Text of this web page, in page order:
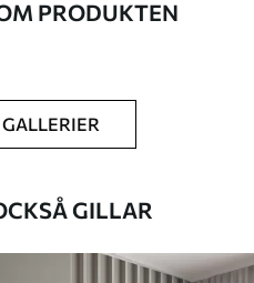
vatten.
PRODUKTEN
GILLAR